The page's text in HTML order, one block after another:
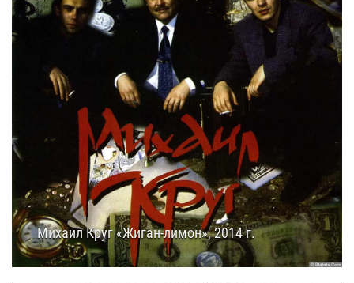
Михаил Круг «Жиган-лимон», 2014 г.
10.10.2014 15:15